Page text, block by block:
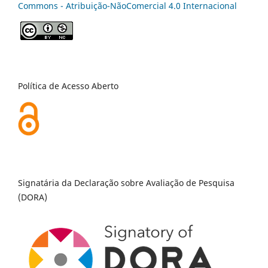
Commons - Atribuição-NãoComercial 4.0 Internacional
Política de Acesso Aberto
Signatária da Declaração sobre Avaliação de Pesquisa
(DORA)